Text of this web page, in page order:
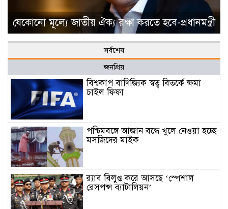
যেকোনো মূল্যে জাতীয় ঐক্য রক্ষা করতে হবে-প্রধানমন্ত্রী
সর্বশেষ
জনপ্রিয়
বিশ্বকাপ বাণিজ্যিক স্বত্ব বিতর্কে ক্ষমা
চাইল ফিফা
পশ্চিমবঙ্গে আজান বন্ধে খুলে নেওয়া হচ্ছে
মসজিদের মাইক
র‌্যাব বিলুপ্ত করে আসছে ‘স্পেশাল
রেসপন্স ব্যাটালিয়ন’